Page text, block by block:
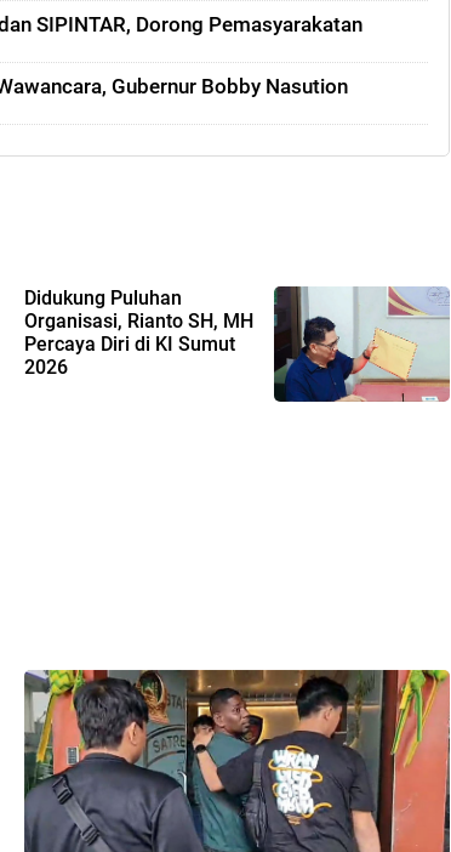
SIPINTAR, Dorong Pemasyarakatan
Gubernur Bobby Nasution
Didukung Puluhan
Organisasi, Rianto SH, MH
Percaya Diri di KI Sumut
2026